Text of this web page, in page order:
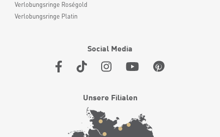
Verlobungsringe Roségold
Verlobungsringe Platin
Social Media
Unsere Filialen